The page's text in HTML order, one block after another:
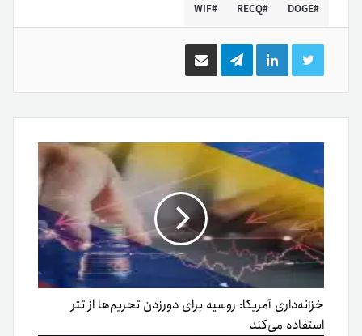
DOGE
RECQ
WIF
توییتر لینکدینتلگرام اشتراک
گذاری
ایمیل
خزانه‌داری آمریکا: روسیه برای دورزدن تحریم‌ها از تتر
استفاده می‌کند